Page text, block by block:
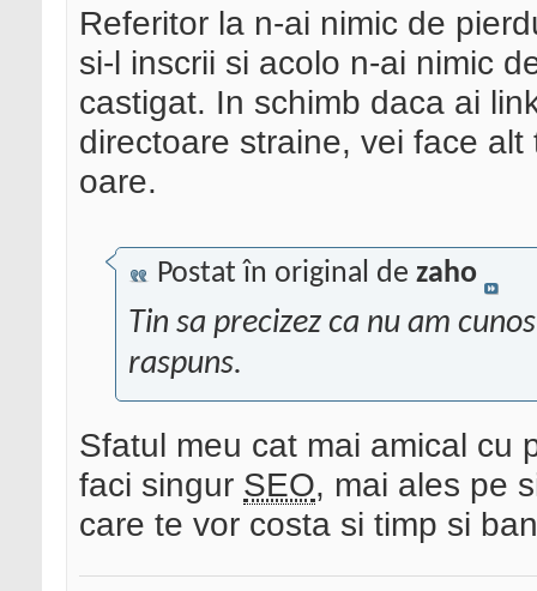
Referitor la n-ai nimic de
si-l inscrii si acolo n-ai nimic
castigat. In schimb daca ai
directoare straine, vei face
oare.
Postat în original de zaho
Tin sa precizez ca nu am
raspuns.
Sfatul meu cat mai amical cu
faci singur SEO, mai ales pe
care te vor costa si timp si